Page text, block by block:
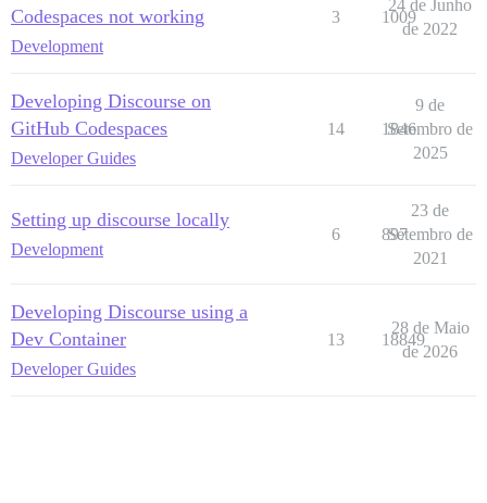
Codespaces not working
Development
3 1009
24 de Junho
de 2022
Developing Discourse on
GitHub Codespaces
Developer Guides
14 1846
9 de
Setembro de
2025
Setting up discourse locally
Development
6 897
23 de
Setembro de
2021
Developing Discourse using a
Dev Container
Developer Guides
13 18849
28 de Maio
de 2026